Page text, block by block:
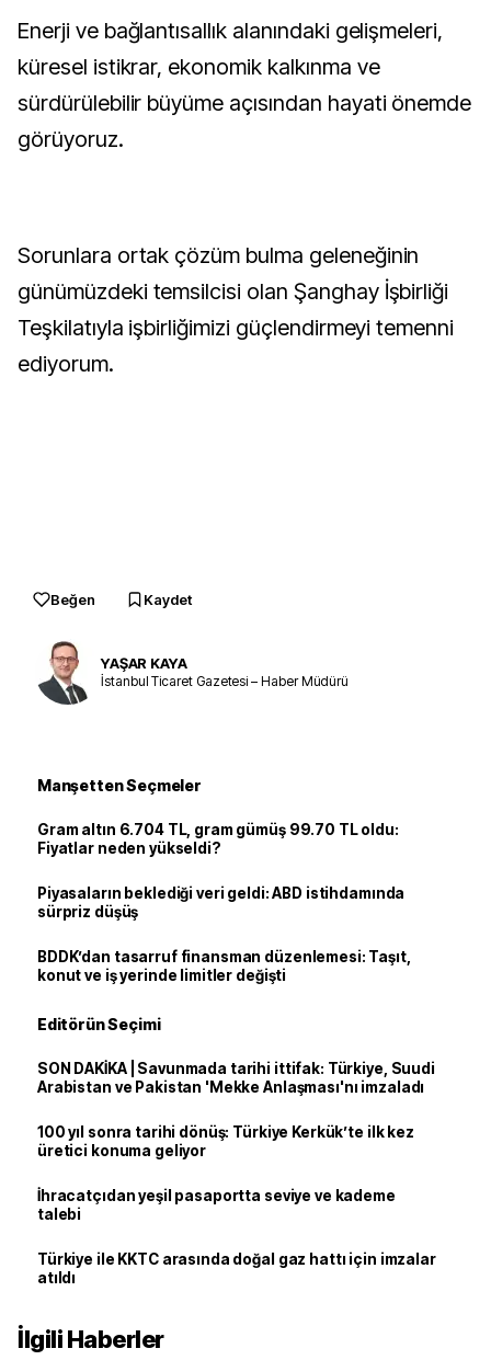
Enerji ve bağlantısallık alanındaki gelişmeleri,
küresel istikrar, ekonomik kalkınma ve
sürdürülebilir büyüme açısından hayati önemde
görüyoruz.
Sorunlara ortak çözüm bulma geleneğinin
günümüzdeki temsilcisi olan Şanghay İşbirliği
Teşkilatıyla işbirliğimizi güçlendirmeyi temenni
ediyorum.
Beğen Kaydet
YAŞAR KAYA
İstanbul Ticaret Gazetesi – Haber Müdürü
Manşetten Seçmeler
Gram altın 6.704 TL, gram gümüş 99.70 TL oldu:
Fiyatlar neden yükseldi?
Piyasaların beklediği veri geldi: ABD istihdamında
sürpriz düşüş
BDDK’dan tasarruf finansman düzenlemesi: Taşıt,
konut ve iş yerinde limitler değişti
Editörün Seçimi
SON DAKİKA | Savunmada tarihi ittifak: Türkiye, Suudi
Arabistan ve Pakistan 'Mekke Anlaşması'nı imzaladı
100 yıl sonra tarihi dönüş: Türkiye Kerkük’te ilk kez
üretici konuma geliyor
İhracatçıdan yeşil pasaportta seviye ve kademe
talebi
Türkiye ile KKTC arasında doğal gaz hattı için imzalar
atıldı
İlgili Haberler